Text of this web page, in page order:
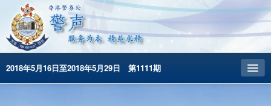
2018年5月16日至2018年5月29日 第1111期